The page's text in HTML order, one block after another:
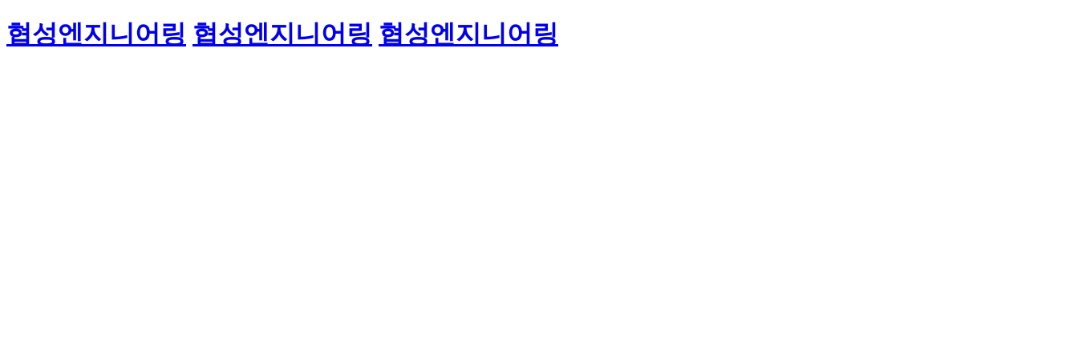
협성엔지니어링 협성엔지니어링 협성엔지니어링